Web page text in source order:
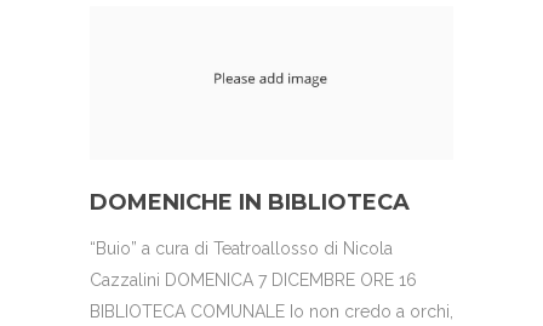
DOMENICHE IN BIBLIOTECA
“Buio” a cura di Teatroallosso di Nicola
Cazzalini DOMENICA 7 DICEMBRE ORE 16
BIBLIOTECA COMUNALE Io non credo a orchi,